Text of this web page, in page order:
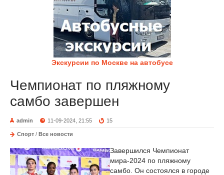
Экскурсии по Москве на автобусе
Чемпионат по пляжному
самбо завершен
admin 11-09-2024, 21:55 15
Спорт / Все новости
Завершился Чемпионат
мира-2024 по пляжному
самбо. Он состоялся в городе